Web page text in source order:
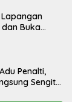
Buka
Penalti,
Sengit